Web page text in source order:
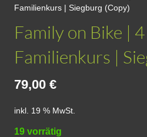
Familienkurs | Siegburg (Copy)
Family on Bike |
Familienkurs |
79,00 €
inkl. 19 % MwSt.
19 vorrätig